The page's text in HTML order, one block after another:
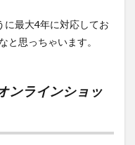
最大4年に対応してお
と思っちゃいます。
ンラインショッ